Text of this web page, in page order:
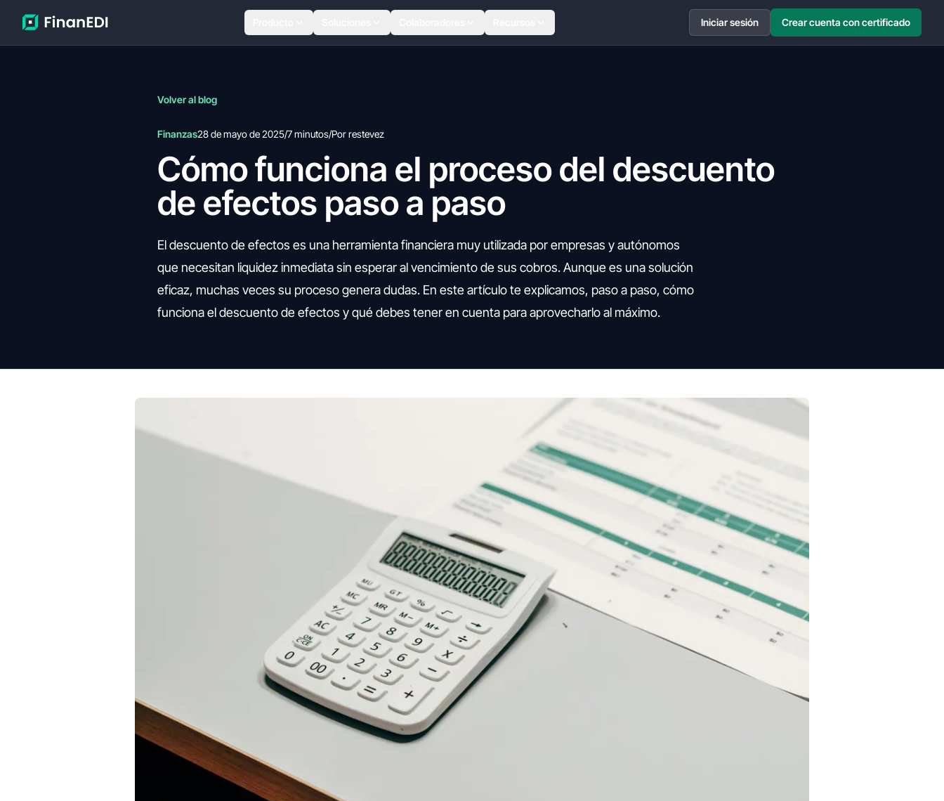
Iniciar sesión Crear cuenta con certificado
Volver al blog
Finanzas28 de mayo de 2025/7 minutos/Por restevez
Cómo funciona el proceso del descuento
de efectos paso a paso
El descuento de efectos es una herramienta financiera muy utilizada por empresas y autónomos
que necesitan liquidez inmediata sin esperar al vencimiento de sus cobros. Aunque es una solución
eficaz, muchas veces su proceso genera dudas. En este artículo te explicamos, paso a paso, cómo
funciona el descuento de efectos y qué debes tener en cuenta para aprovecharlo al máximo.